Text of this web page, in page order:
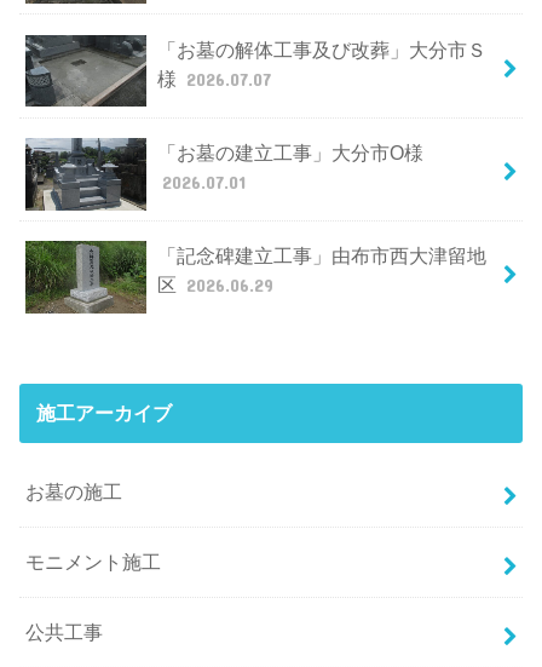
「お墓の解体工事及び改葬」大分市Ｓ
様 2026.07.07
「お墓の建立工事」大分市O様
2026.07.01
「記念碑建立工事」由布市西大津留地
区 2026.06.29
施工アーカイブ
お墓の施工
モニメント施工
公共工事